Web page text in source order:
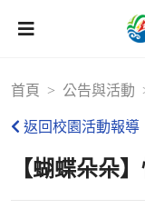
首頁 公告與活動
返回校園活動報導
【蝴蝶朵朵